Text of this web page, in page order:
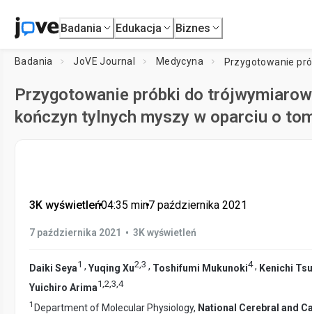
Badania Edukacja Biznes
Badania JoVE Journal Medycyna
Przygotowanie próbki do
kończyn tylnych myszy w oparciu o
3K wyświetleń•04:35 min•7 października 2021
7 października 2021 • 3K wyświetleń
Daiki Seya1 , Yuqing Xu2,3 , Toshifumi Mukunoki4, Kenichi
Yuichiro Arima1 2 3 4
1 Department of Molecular Physiology, National Cerebral and